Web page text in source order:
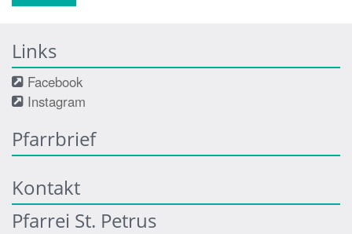
Links
Facebook
Instagram
Pfarrbrief
Kontakt
Pfarrei St. Petrus